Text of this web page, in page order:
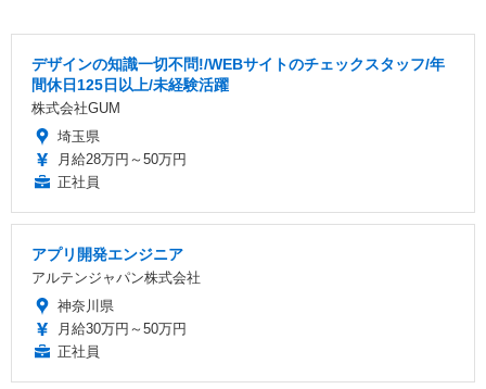
デザインの知識一切不問!/WEBサイトのチェックスタッフ/年
間休日125日以上/未経験活躍
株式会社GUM
埼玉県
月給28万円～50万円
正社員
アプリ開発エンジニア
アルテンジャパン株式会社
神奈川県
月給30万円～50万円
正社員